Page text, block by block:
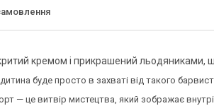
кремом і прикрашений льодяниками,
буде просто в захваті від такого
— це витвір мистецтва, який зображає